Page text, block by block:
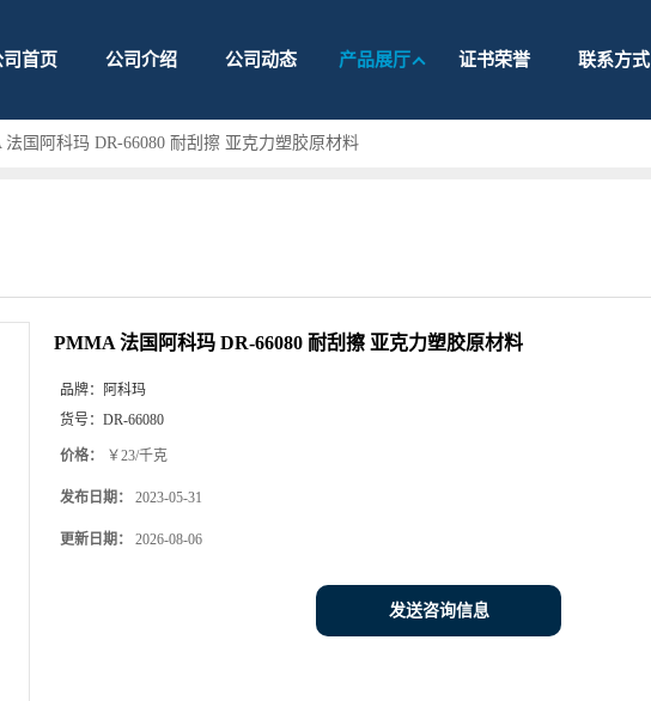
司首页 公司介绍 公司动态 产品展厅 证书荣誉 联系方式
法国阿科玛 DR-66080 耐刮擦 亚克力塑胶原材料
PMMA 法国阿科玛 DR-66080 耐刮擦 亚克力塑胶原材料
品牌：
阿科玛
货号： DR-66080
价格： ￥23/千克
发布日期： 2023-05-31
更新日期： 2026-08-06
发送咨询信息